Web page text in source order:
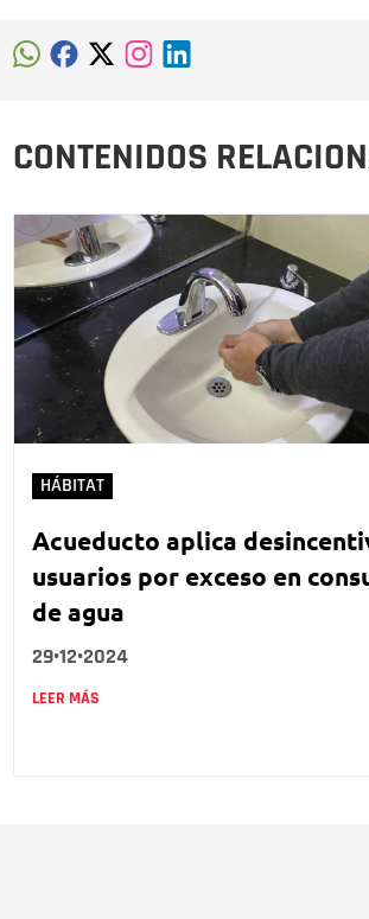
CONTENIDOS
HÁBITAT
Acueducto aplica
usuarios por exceso en
de agua
29•12•2024
LEER MÁS